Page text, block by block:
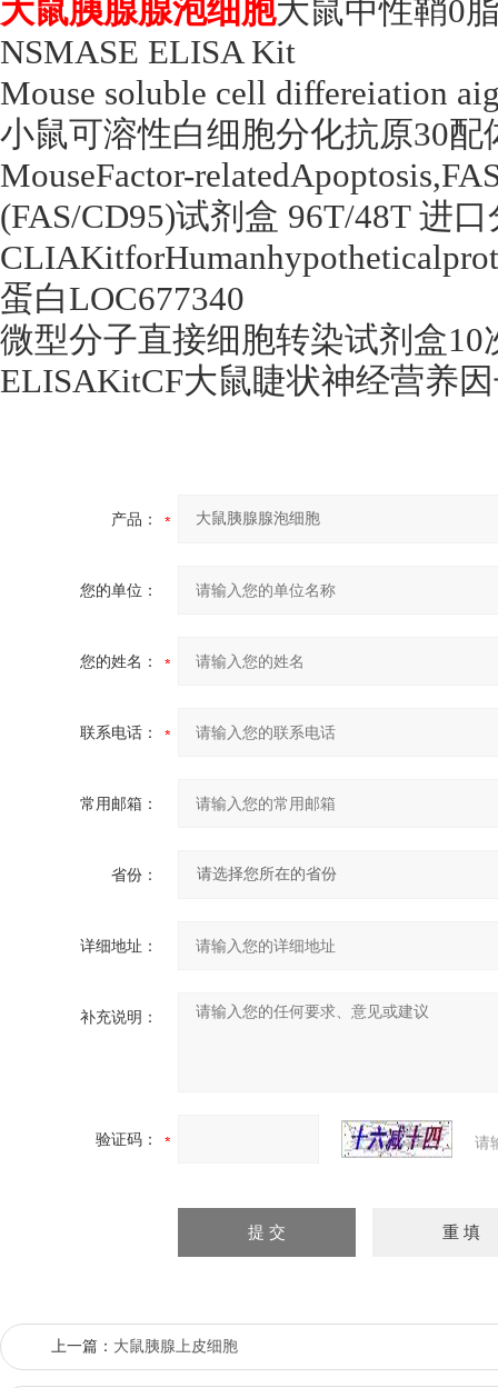
大鼠胰腺腺泡细胞大鼠中性鞘0
NSMASE ELISA Kit
Mouse soluble cell differeiation
小鼠可溶性白细胞分化抗原30配
MouseFactor-
(FAS/CD95)试剂盒 96T/48T 进口
蛋白LOC677340
微型分子直接细胞转染试剂盒10
ELISAKitCF大鼠睫状神经营养
产品：
您的单位：
您的姓名：
联系电话：
常用邮箱：
省份：
详细地址：
补充说明：
验证码： 请
上一篇： 大鼠胰腺上皮细胞